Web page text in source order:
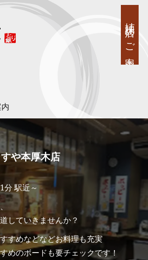
TOP
おしながき
宴会メニュー
店舗のご案内
姉妹店のご案内
お知らせ
ご予約・お問い合わせ
姉妹店のご案内
や本厚木店
分 駅近～
していきませんか？
すめなどなどお料理も充実
めのボードも要チェックです！